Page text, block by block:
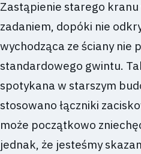
Zastąpienie starego
zadaniem, dopóki nie
wychodząca ze ściany nie
standardowego gwintu.
spotykana w starszym
stosowano łączniki
może początkowo
jednak, że jesteśmy